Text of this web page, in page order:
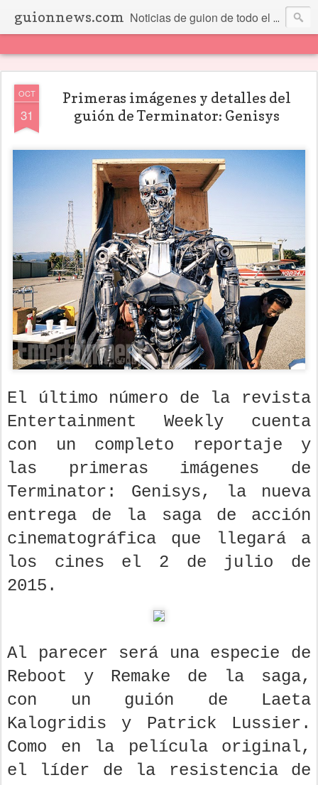
guionnews.com Noticias de guion de todo el mundo... Y más.
OCT
31
Primeras imágenes y detalles del
guión de Terminator: Genisys
El último número de la revista
Entertainment Weekly cuenta
con un completo reportaje y
las primeras imágenes de
Terminator: Genisys, la nueva
entrega de la saga de acción
cinematográfica que llegará a
los cines el 2 de julio de
2015.
Al parecer será una especie de
Reboot y Remake de la saga,
con un guión de Laeta
Kalogridis y Patrick Lussier.
Como en la película original,
el líder de la resistencia de